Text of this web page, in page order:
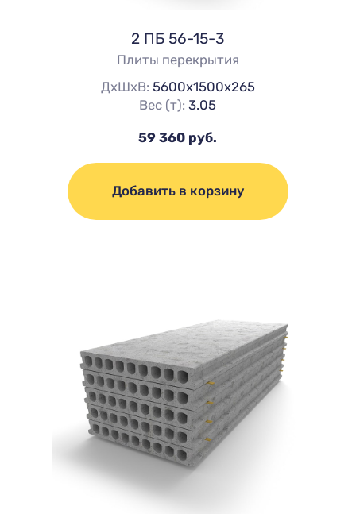
2 ПБ 56-15-3
Плиты перекрытия
ДхШхВ: 5600х1500х265
Вес (т):3.05
59 360 руб.
Добавить в корзину